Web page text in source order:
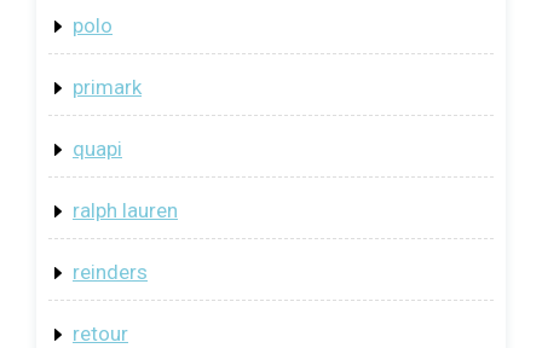
polo
primark
quapi
ralph lauren
reinders
retour